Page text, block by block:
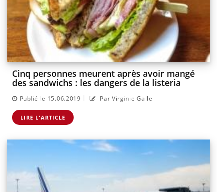
Cinq personnes meurent après avoir mangé
des sandwichs : les dangers de la listeria
Publié le 15.06.2019 | Par Virginie Galle
LIRE L'ARTICLE